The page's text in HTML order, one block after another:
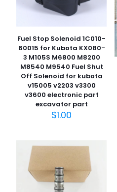
Fuel Stop Solenoid 1C010-
60015 for Kubota KX080-
3 M105S M6800 M8200
M8540 M9540 Fuel Shut
Off Solenoid for kubota
v15005 v2203 v3300
v3600 electronic part
excavator part
$1.00